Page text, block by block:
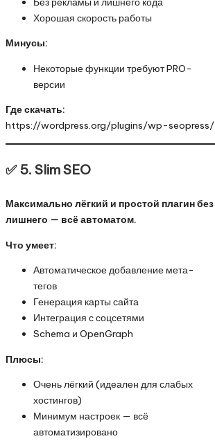
Хорошая скорость работы
Минусы:
Некоторые функции требуют PRO-
версии
Где скачать:
https://wordpress.org/plugins/wp-seopress/
✅ 5. Slim SEO
Максимально лёгкий и простой плагин без
лишнего — всё автоматом.
Что умеет:
Автоматическое добавление мета-
тегов
Генерация карты сайта
Интеграция с соцсетями
Schema и OpenGraph
Плюсы:
Очень лёгкий (идеален для слабых
хостингов)
Минимум настроек — всё
автоматизировано